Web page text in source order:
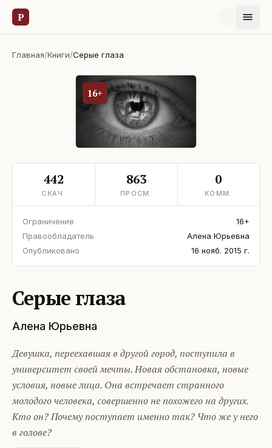
Р
Главная/Книги/Серые глаза
16+
442
СКАЧ.
863
ПРОСМ.
0
КОММ.
Ограничение
16+
Правообладатель
Алена Юрьевна
Опубликовано
16 нояб. 2015 г.
Серые глаза
Алена Юрьевна
Девушка, переехавшая в другой город, поступила в
университет своей мечты. Новая обстановка, новые
условия, новые лица. Она встречает странного
молодого человека, совершенно не похожего на других.
Кто он? Почему поступает именно так? Что же у него
в голове?